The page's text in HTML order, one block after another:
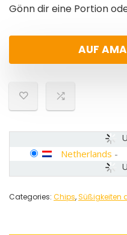
Gönn dir eine Portion
AUF
Netherlands -
Categories: Chips,Süßigkeiten